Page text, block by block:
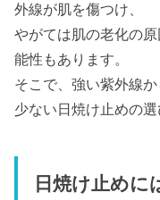
外線が肌を傷つけ、
やがては肌の老化の
能性もあります。
そこで、強い紫外線
少ない日焼け止めの選
日焼け止めに